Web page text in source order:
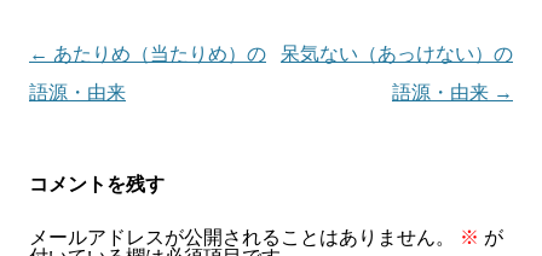
投
稿
ー
← あたりめ（当たりめ）の
語源・由来
呆気ない（あっけない）の
語源・由来 →
コメントを残す
メールアドレスが公開されることはありません。 ※ が